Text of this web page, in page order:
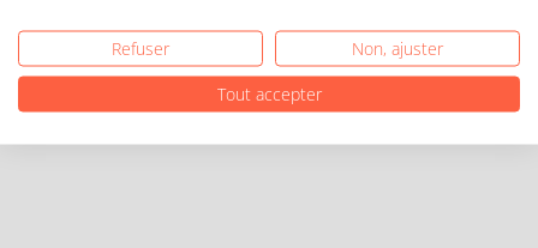
Refuser
Non, ajuster
Tout accepter